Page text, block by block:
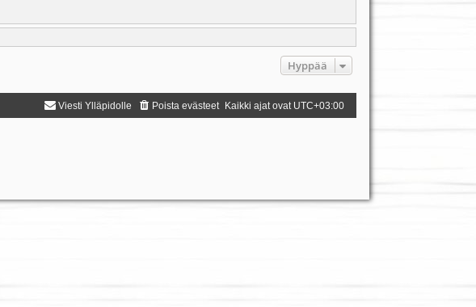
Hyppää
Kaikki ajat ovat UTC+03:00
Poista evästeet
Viesti Ylläpidolle